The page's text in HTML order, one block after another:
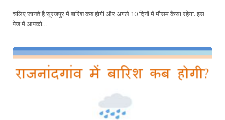
चलिए जानते है सूरजपुर में बारिश कब होगी और अगले 10 दिनों में मौसम कैसा रहेगा. इस
पेज में आपको…